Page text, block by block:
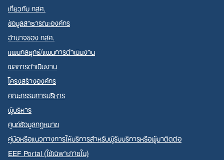
Search
for:
เกี่ยวกับ กสศ.
ข้อมูลสาธารณะองค์กร
อำนาจของ กสศ.
แผนกลยุทธ์/แผนการดำเนินงาน
ผลการดำเนินงาน
โครงสร้างองค์กร
คณะกรรมการบริหาร
ผู้บริหาร
ศูนย์ข้อมูลกฎหมาย
คู่มือหรือแนวทางการให้บริการสำหรับผู้รับบริการหรือผู้มาติดต่อ
EEF Portal (ใช้เฉพาะภายใน)